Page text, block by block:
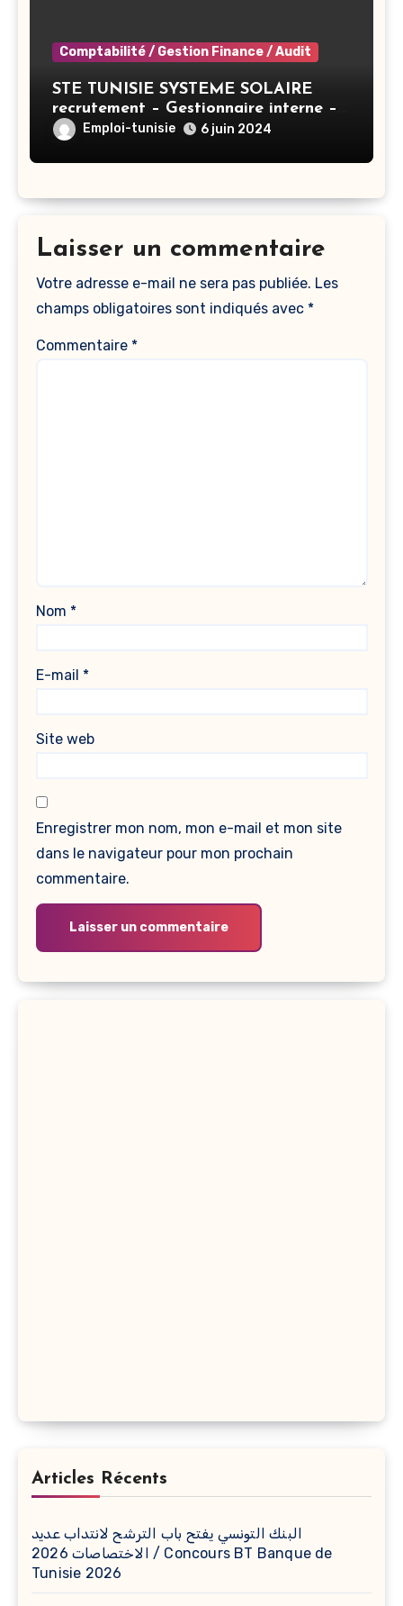
Comptabilité / Gestion Finance / Audit
STE TUNISIE SYSTEME SOLAIRE
recrutement – Gestionnaire interne –
TunisEmploi-tunisie 6 juin 2024
Laisser un commentaire
Votre adresse e-mail ne sera pas publiée. Les
champs obligatoires sont indiqués avec *
Commentaire *
Nom *
E-mail *
Site web
Enregistrer mon nom, mon e-mail et mon site
dans le navigateur pour mon prochain
commentaire.
Articles Récents
البنك التونسي يفتح باب الترشح لانتداب عديد
الاختصاصات 2026 / Concours BT Banque de
Tunisie 2026